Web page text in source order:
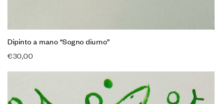
Dipinto a mano “Sogno diurno”
€30,00